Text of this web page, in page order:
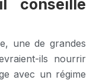
conseillé
une de grandes
ils nourrir
avec un régime